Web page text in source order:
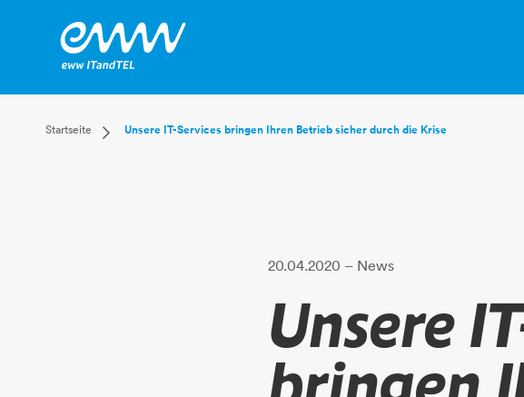
Startseite
Dropdown Startseite
Unsere IT-Services bringen Ihren Betrieb sicher durch die Krise
20.04.2020 – News
Unsere